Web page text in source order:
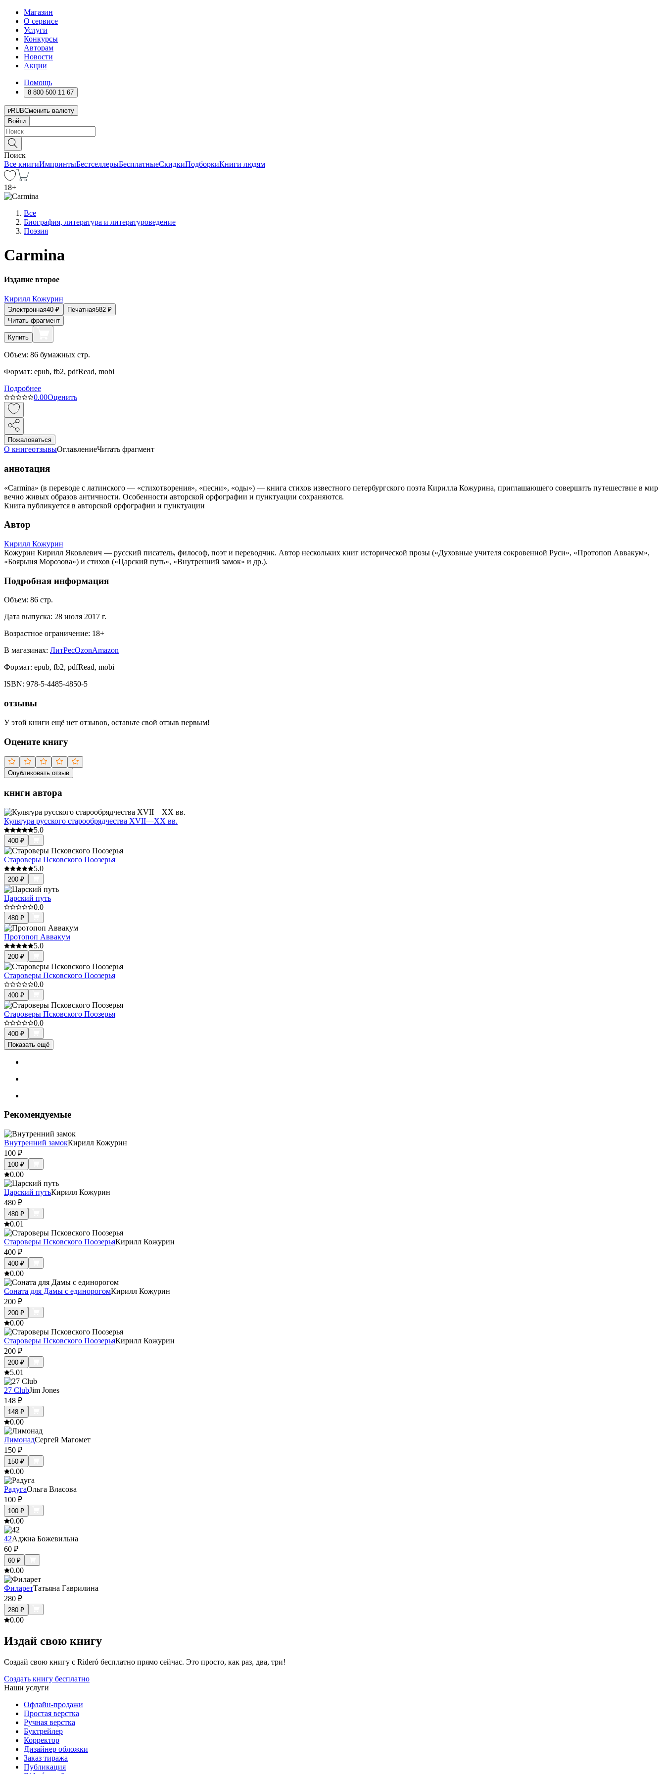
Магазин
О сервисе
Услуги
Конкурсы
Авторам
Новости
Акции
Помощь
8 800 500 11 67
RUBСменить валюту
Войти
Поиск
Все книгиИмпринтыБестселлерыБесплатныеСкидкиПодборкиКниги людям
18+
Все
Биография, литература и литературоведение
Поэзия
Carmina
Издание второе
Кирилл Кожурин
Электронная40 ₽ Печатная582 ₽
Читать фрагмент
Купить
Объем: 86 бумажных стр.
Формат: epub, fb2, pdfRead, mobi
Подробнее
0.00Оценить
Пожаловаться
О книгеотзывыОглавлениеЧитать фрагмент
аннотация
«Carmina» (в переводе с латинского — «стихотворения», «песни», «оды») — книга стихов известного петербургского поэта Кирилла Кожурина, приглашающего совершить путешествие в мир
вечно живых образов античности. Особенности авторской орфографии и пунктуации сохраняются.
Книга публикуется в авторской орфографии и пунктуации
Автор
Кирилл Кожурин
Кожурин Кирилл Яковлевич — русский писатель, философ, поэт и переводчик. Автор нескольких книг исторической прозы («Духовные учителя сокровенной Руси», «Протопоп Аввакум»,
«Боярыня Морозова») и стихов («Царский путь», «Внутренний замок» и др.).
Подробная информация
Объем: 86 стр.
Дата выпуска: 28 июля 2017 г.
Возрастное ограничение: 18+
В магазинах: ЛитРесOzonAmazon
Формат: epub, fb2, pdfRead, mobi
ISBN: 978-5-4485-4850-5
отзывы
У этой книги ещё нет отзывов, оставьте свой отзыв первым!
Оцените книгу
Опубликовать отзыв
книги автора
Культура русского старообрядчества XVII—XX вв.
5.0
400 ₽
Староверы Псковского Поозерья
5.0
200 ₽
Царский путь
0.0
480 ₽
Протопоп Аввакум
5.0
200 ₽
Староверы Псковского Поозерья
0.0
400 ₽
Староверы Псковского Поозерья
0.0
400 ₽
Показать ещё
Рекомендуемые
Внутренний замокКирилл Кожурин
100 ₽
100 ₽
0.00
Царский путьКирилл Кожурин
480 ₽
480 ₽
0.01
Староверы Псковского ПоозерьяКирилл Кожурин
400 ₽
400 ₽
0.00
Соната для Дамы с единорогомКирилл Кожурин
200 ₽
200 ₽
0.00
Староверы Псковского ПоозерьяКирилл Кожурин
200 ₽
200 ₽
5.01
27 ClubJim Jones
148 ₽
148 ₽
0.00
ЛимонадСергей Магомет
150 ₽
150 ₽
0.00
РадугаОльга Власова
100 ₽
100 ₽
0.00
42Аджна Божевильна
60 ₽
60 ₽
0.00
ФиларетТатьяна Гаврилина
280 ₽
280 ₽
0.00
Издай свою книгу
Создай свою книгу с Rideró бесплатно прямо сейчас. Это просто, как раз, два, три!
Создать книгу бесплатно
Наши услуги
Офлайн-продажи
Простая верстка
Ручная верстка
Буктрейлер
Корректор
Дизайнер обложки
Заказ тиража
Публикация